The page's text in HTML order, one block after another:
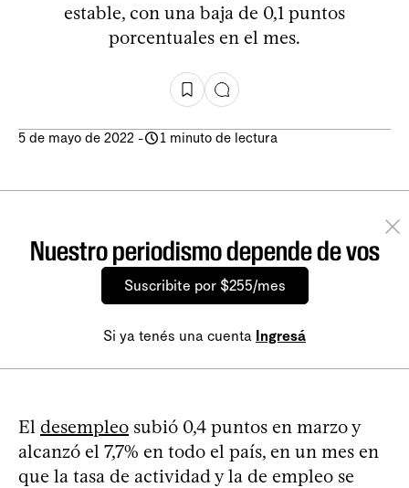
estable, con una baja de 0,1 puntos
porcentuales en el mes.
5 de mayo de 2022 - 1 minuto de lectura
Nuestro periodismo depende de vos
Suscribite por $255/mes
Si ya tenés una cuenta Ingresá
El desempleo subió 0,4 puntos en marzo y
alcanzó el 7,7% en todo el país, en un mes en
que la tasa de actividad y la de empleo se